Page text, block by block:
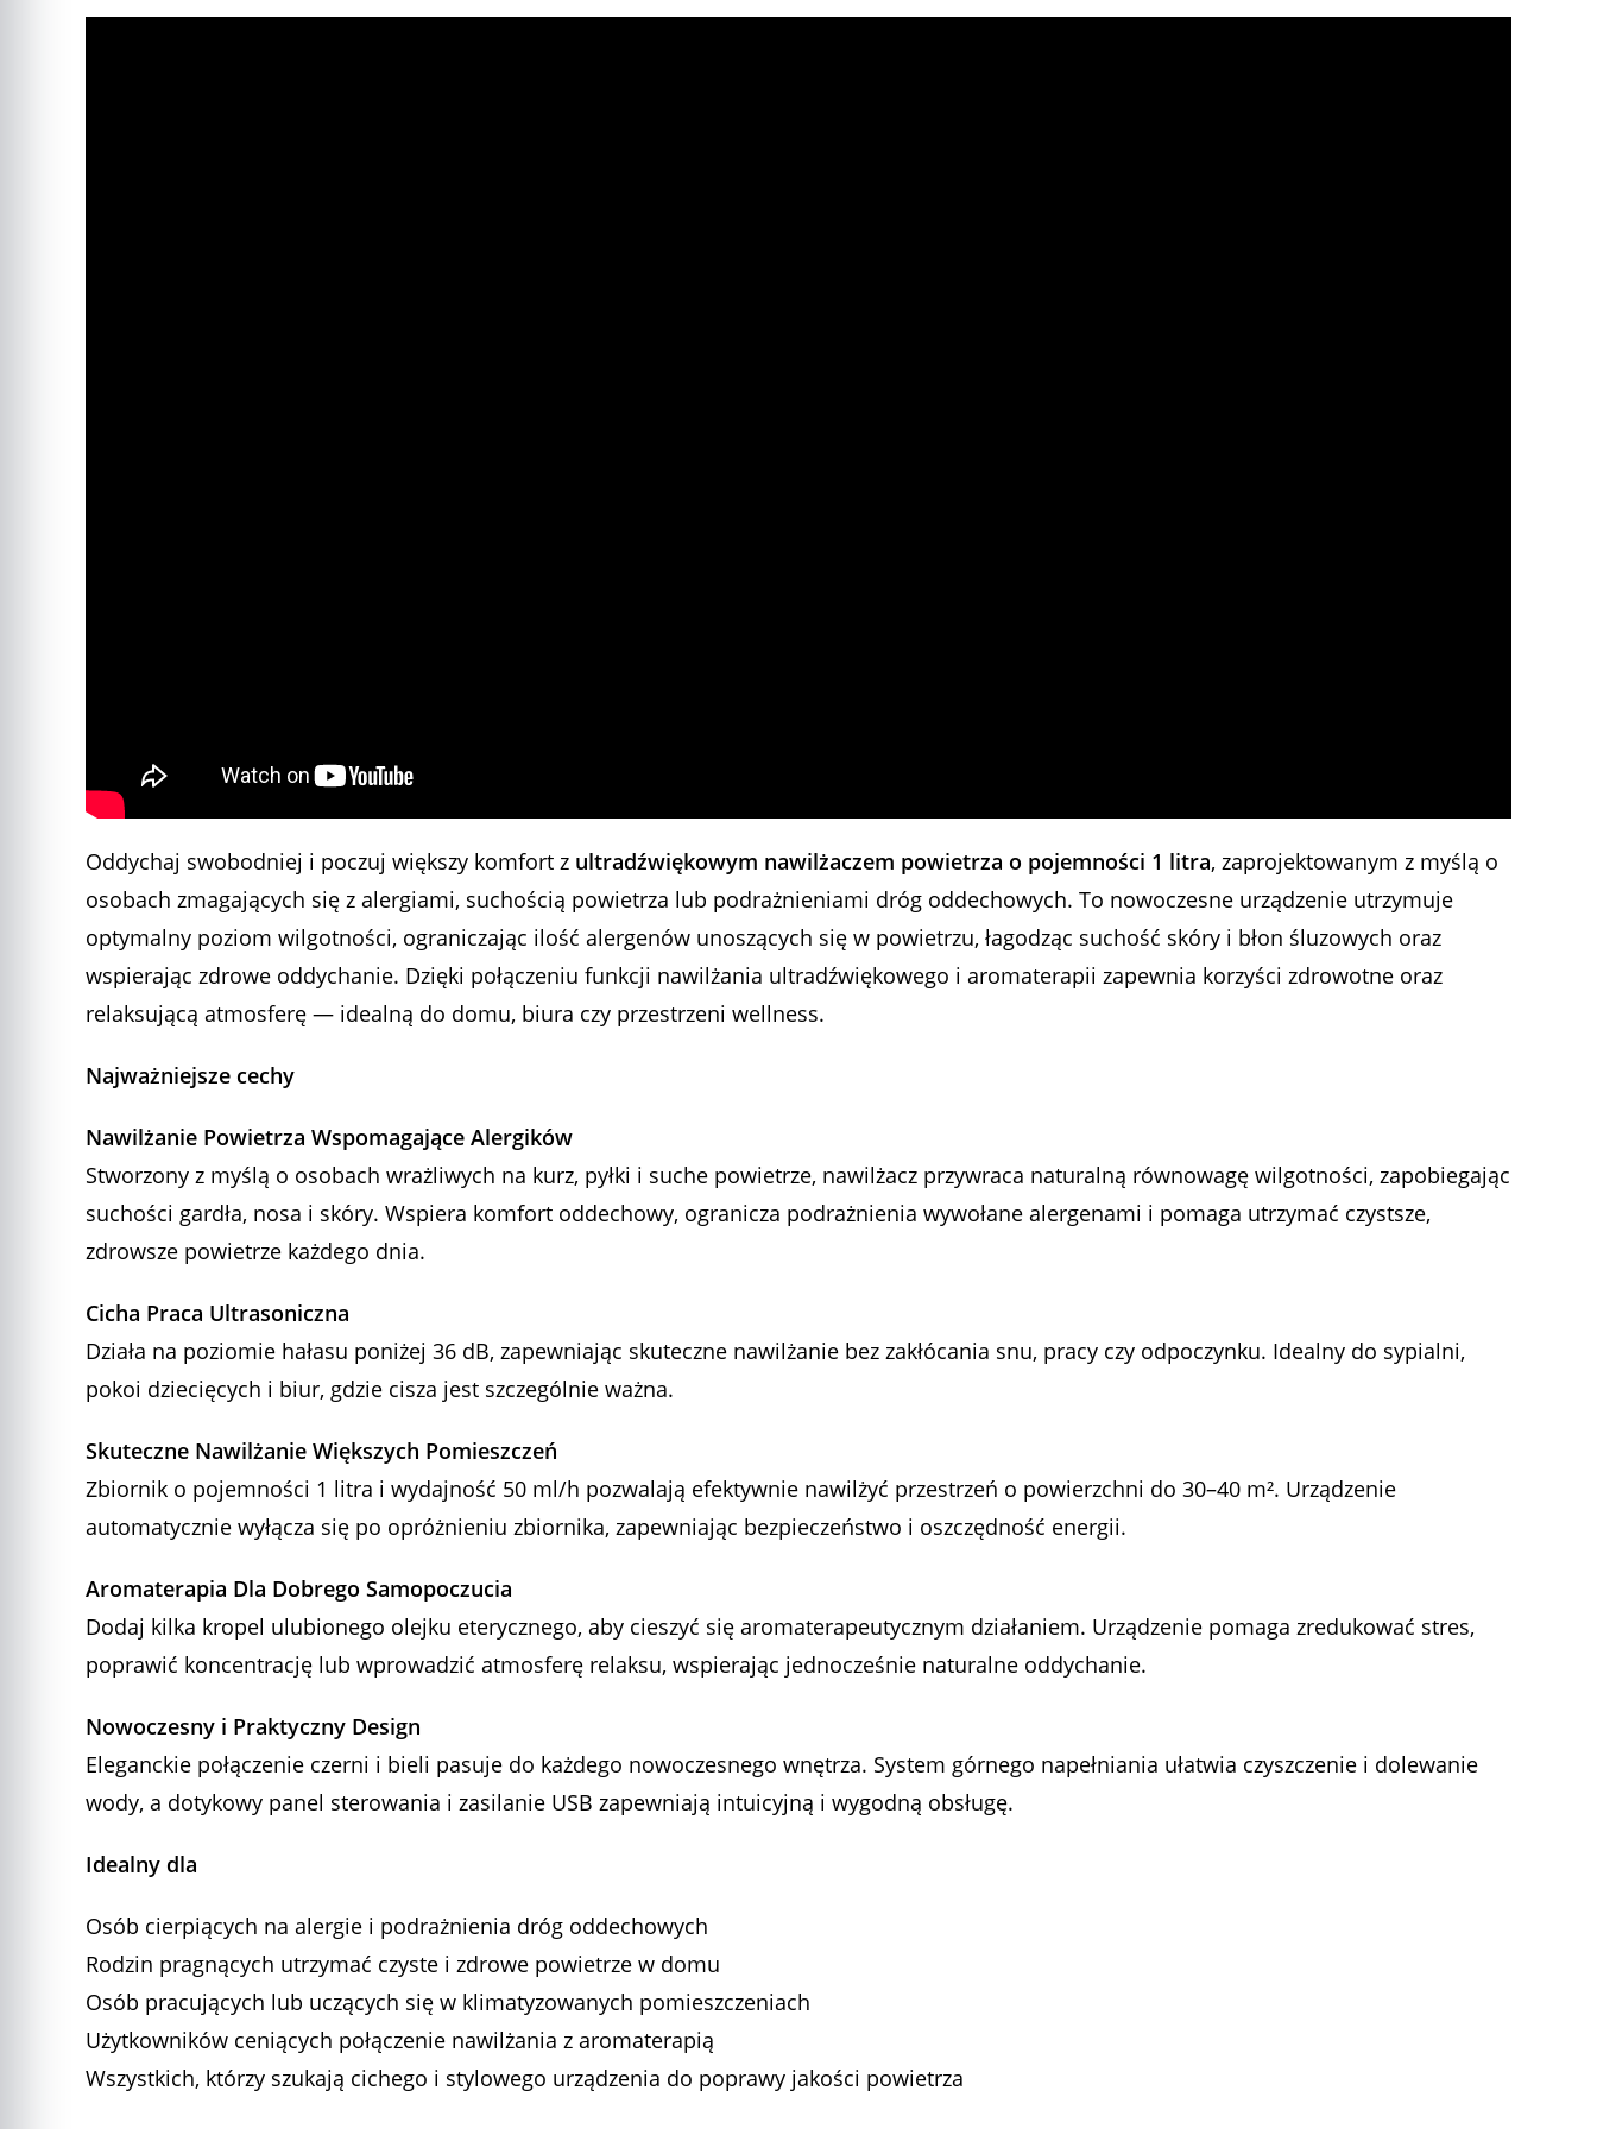
Oddychaj swobodniej i poczuj większy komfort z ultradźwiękowym nawilżaczem powietrza o pojemności 1 litra, zaprojektowanym z myślą o
osobach zmagających się z alergiami, suchością powietrza lub podrażnieniami dróg oddechowych. To nowoczesne urządzenie utrzymuje
optymalny poziom wilgotności, ograniczając ilość alergenów unoszących się w powietrzu, łagodząc suchość skóry i błon śluzowych oraz
wspierając zdrowe oddychanie. Dzięki połączeniu funkcji nawilżania ultradźwiękowego i aromaterapii zapewnia korzyści zdrowotne oraz
relaksującą atmosferę — idealną do domu, biura czy przestrzeni wellness.
Najważniejsze cechy
Nawilżanie Powietrza Wspomagające Alergików
Stworzony z myślą o osobach wrażliwych na kurz, pyłki i suche powietrze, nawilżacz przywraca naturalną równowagę wilgotności, zapobiegając
suchości gardła, nosa i skóry. Wspiera komfort oddechowy, ogranicza podrażnienia wywołane alergenami i pomaga utrzymać czystsze,
zdrowsze powietrze każdego dnia.
Cicha Praca Ultrasoniczna
Działa na poziomie hałasu poniżej 36 dB, zapewniając skuteczne nawilżanie bez zakłócania snu, pracy czy odpoczynku. Idealny do sypialni,
pokoi dziecięcych i biur, gdzie cisza jest szczególnie ważna.
Skuteczne Nawilżanie Większych Pomieszczeń
Zbiornik o pojemności 1 litra i wydajność 50 ml/h pozwalają efektywnie nawilżyć przestrzeń o powierzchni do 30–40 m². Urządzenie
automatycznie wyłącza się po opróżnieniu zbiornika, zapewniając bezpieczeństwo i oszczędność energii.
Aromaterapia Dla Dobrego Samopoczucia
Dodaj kilka kropel ulubionego olejku eterycznego, aby cieszyć się aromaterapeutycznym działaniem. Urządzenie pomaga zredukować stres,
poprawić koncentrację lub wprowadzić atmosferę relaksu, wspierając jednocześnie naturalne oddychanie.
Nowoczesny i Praktyczny Design
Eleganckie połączenie czerni i bieli pasuje do każdego nowoczesnego wnętrza. System górnego napełniania ułatwia czyszczenie i dolewanie
wody, a dotykowy panel sterowania i zasilanie USB zapewniają intuicyjną i wygodną obsługę.
Idealny dla
Osób cierpiących na alergie i podrażnienia dróg oddechowych
Rodzin pragnących utrzymać czyste i zdrowe powietrze w domu
Osób pracujących lub uczących się w klimatyzowanych pomieszczeniach
Użytkowników ceniących połączenie nawilżania z aromaterapią
Wszystkich, którzy szukają cichego i stylowego urządzenia do poprawy jakości powietrza